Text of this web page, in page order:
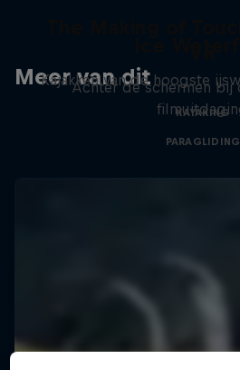
Meer van dit
Kajakken van de hoogste
KAYAKING
Achter de schermen bij
PARAGLIDING